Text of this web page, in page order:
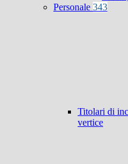
Personale 343
Titolari di
vertice